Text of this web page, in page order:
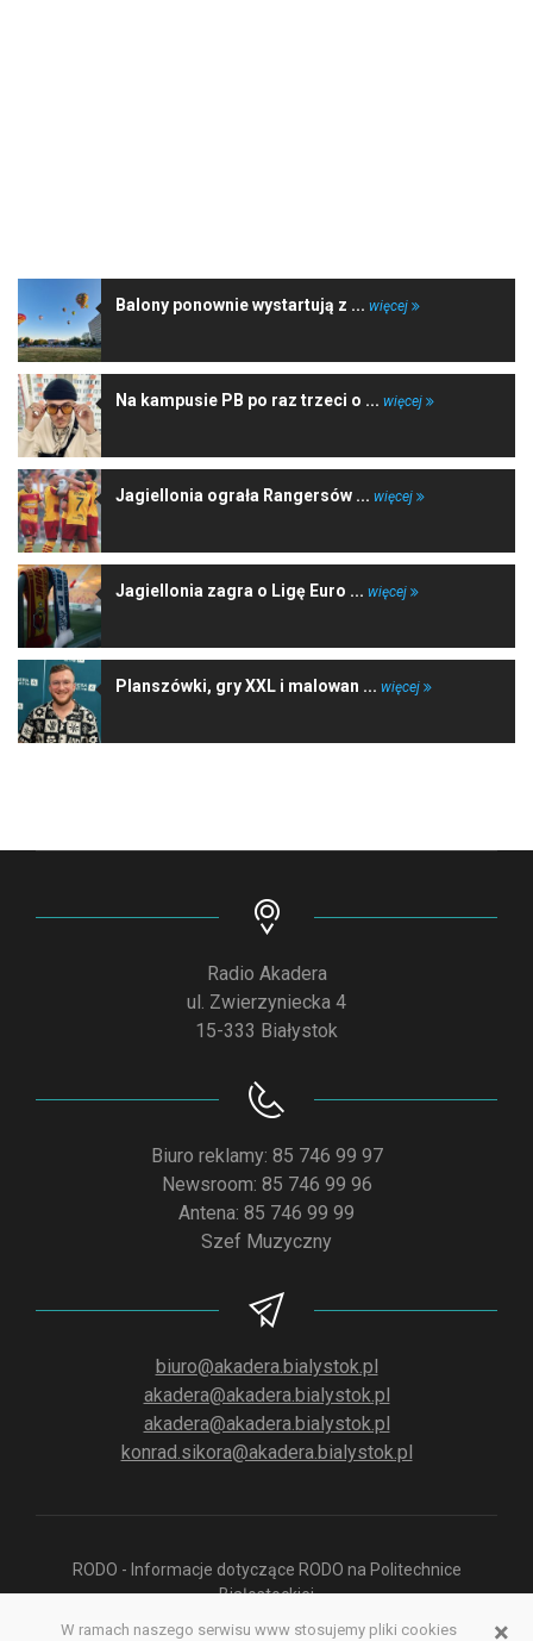
Balony ponownie wystartują z ... więcej
Na kampusie PB po raz trzeci o ... więcej
Jagiellonia ograła Rangersów ... więcej
Jagiellonia zagra o Ligę Euro ... więcej
Planszówki, gry XXL i malowan ... więcej
Radio Akadera
ul. Zwierzyniecka 4
15-333 Białystok
Biuro reklamy: 85 746 99 97
Newsroom: 85 746 99 96
Antena: 85 746 99 99
Szef Muzyczny
biuro@akadera.bialystok.pl
akadera@akadera.bialystok.pl
akadera@akadera.bialystok.pl
konrad.sikora@akadera.bialystok.pl
RODO - Informacje dotyczące RODO na Politechnice
Białostockiej
×
W ramach naszego serwisu www stosujemy pliki cookies